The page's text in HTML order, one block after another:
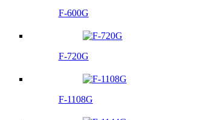
F-600G
F-720G
F-1108G